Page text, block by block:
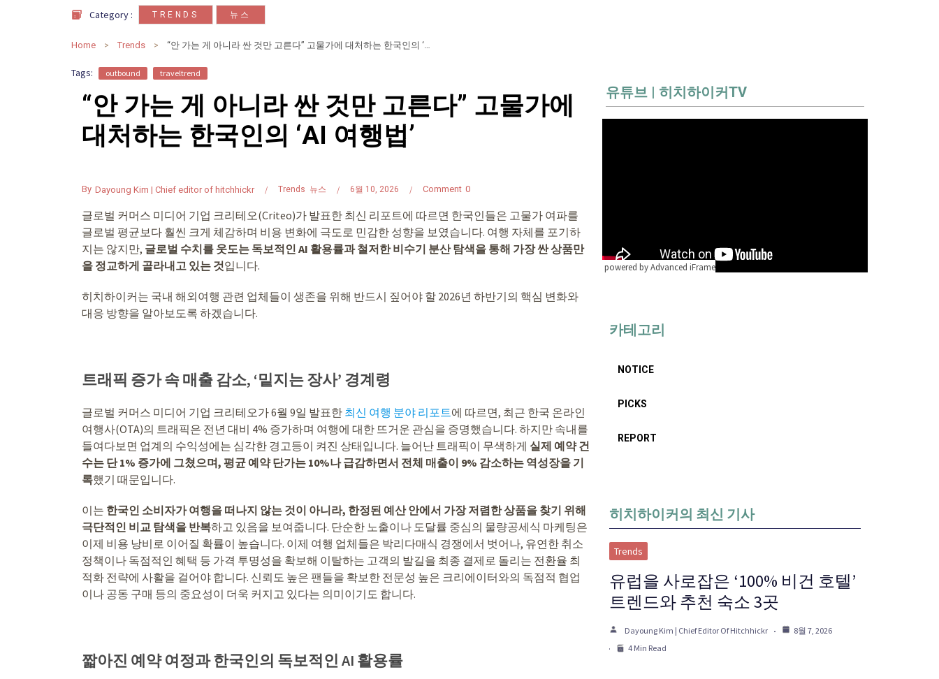
Category : TRENDS 뉴스
Home Trends “안 가는 게 아니라 싼 것만 고른다” 고물가에 대처하는 한국인의 ‘AI 여행법’
Tags: outbound traveltrend
“안 가는 게 아니라 싼 것만 고른다” 고물가에
대처하는 한국인의 ‘AI 여행법’
By Dayoung Kim | Chief editor of hitchhickr Trends 뉴스 6월 10, 2026 0
Comment
글로벌 커머스 미디어 기업 크리테오(Criteo)가 발표한 최신 리포트에 따르면 한국인들은 고물가 여파를
글로벌 평균보다 훨씬 크게 체감하며 비용 변화에 극도로 민감한 성향을 보였습니다. 여행 자체를 포기하
지는 않지만, 글로벌 수치를 웃도는 독보적인 AI 활용률과 철저한 비수기 분산 탐색을 통해 가장 싼 상품만
을 정교하게 골라내고 있는 것입니다.
히치하이커는 국내 해외여행 관련 업체들이 생존을 위해 반드시 짚어야 할 2026년 하반기의 핵심 변화와
대응 방향을 알아보도록 하겠습니다.
트래픽 증가 속 매출 감소, ‘밑지는 장사’ 경계령
글로벌 커머스 미디어 기업 크리테오가 6월 9일 발표한 최신 여행 분야 리포트에 따르면, 최근 한국 온라인
여행사(OTA)의 트래픽은 전년 대비 4% 증가하며 여행에 대한 뜨거운 관심을 증명했습니다. 하지만 속내를
들여다보면 업계의 수익성에는 심각한 경고등이 켜진 상태입니다. 늘어난 트래픽이 무색하게 실제 예약 건
수는 단 1% 증가에 그쳤으며, 평균 예약 단가는 10%나 급감하면서 전체 매출이 9% 감소하는 역성장을 기
록했기 때문입니다.
이는 한국인 소비자가 여행을 떠나지 않는 것이 아니라, 한정된 예산 안에서 가장 저렴한 상품을 찾기 위해
극단적인 비교 탐색을 반복하고 있음을 보여줍니다. 단순한 노출이나 도달률 중심의 물량공세식 마케팅은
이제 비용 낭비로 이어질 확률이 높습니다. 이제 여행 업체들은 박리다매식 경쟁에서 벗어나, 유연한 취소
정책이나 독점적인 혜택 등 가격 투명성을 확보해 이탈하는 고객의 발길을 최종 결제로 돌리는 전환율 최
적화 전략에 사활을 걸어야 합니다. 신뢰도 높은 팬들을 확보한 전문성 높은 크리에이터와의 독점적 협업
이나 공동 구매 등의 중요성이 더욱 커지고 있다는 의미이기도 합니다.
짧아진 예약 여정과 한국인의 독보적인 AI 활용률
유튜브 | 히치하이커TV
powered by Advanced iFrame
카테고리
NOTICE
PICKS
REPORT
히치하이커의 최신 기사
Trends
유럽을 사로잡은 ‘100% 비건 호텔’
트렌드와 추천 숙소 3곳
Dayoung Kim | Chief Editor Of Hitchhickr
8월 7, 2026
4 Min Read